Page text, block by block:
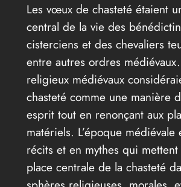
Les vœux de chasteté étaient
central de la vie des
cisterciens et des chevaliers
entre autres ordres
religieux médiévaux
chasteté comme une manière
esprit tout en renonçant aux
matériels. L’époque
récits et en mythes qui mettent
place centrale de la chasteté